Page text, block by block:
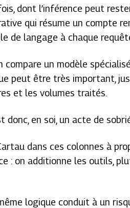
dont l’inférence peut
qui résume un compte
de langage à chaque
compare un modèle
peut être très important,
et les volumes traités.
en soi, un acte de
dans ces colonnes à
: on additionne les outils,
logique conduit à un